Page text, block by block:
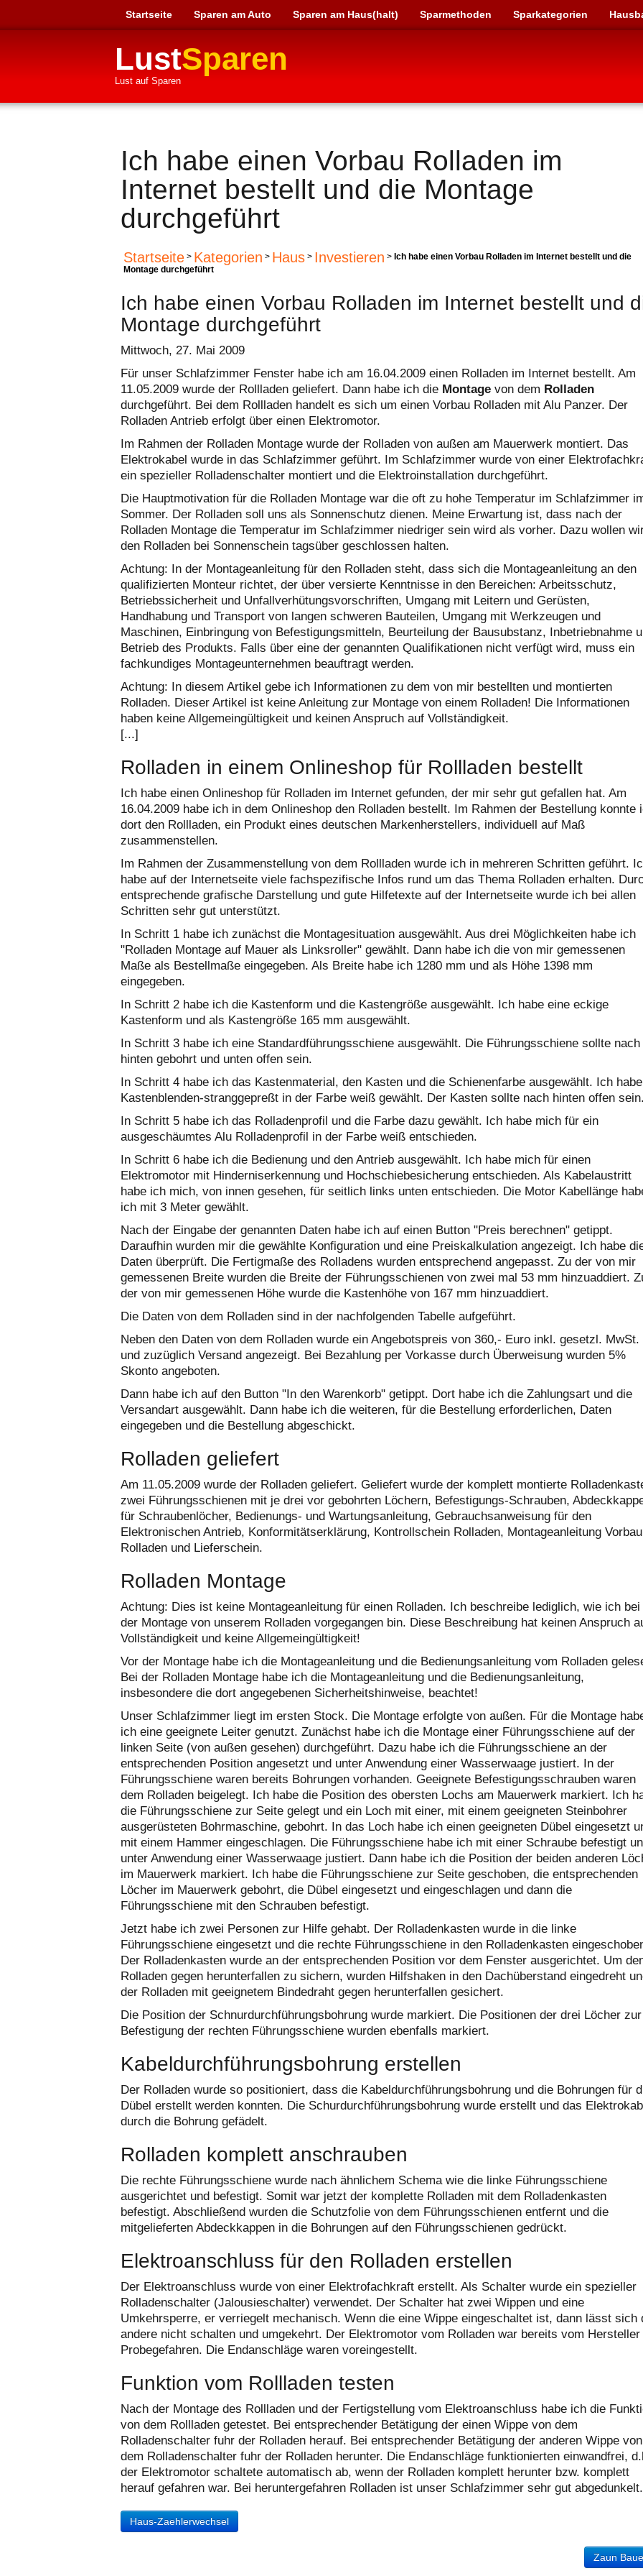
Startseite Sparen am Auto Sparen am Haus(halt) Sparmethoden Sparkategorien
LustSparen
Lust auf Sparen
Ich habe einen Vorbau Rolladen im
Internet bestellt und die Montage
durchgeführt
Startseite > Kategorien > Haus > Investieren > Ich habe einen Vorbau Rolladen im Internet bestellt und die
Montage durchgeführt
Ich habe einen Vorbau Rolladen im Internet bestellt und
Montage durchgeführt
Mittwoch, 27. Mai 2009
Für unser Schlafzimmer Fenster habe ich am 16.04.2009 einen Rolladen im Internet bestellt. Am
11.05.2009 wurde der Rollladen geliefert. Dann habe ich die Montage von dem Rolladen
durchgeführt. Bei dem Rollladen handelt es sich um einen Vorbau Rolladen mit Alu Panzer. Der
Rolladen Antrieb erfolgt über einen Elektromotor.
Im Rahmen der Rolladen Montage wurde der Rolladen von außen am Mauerwerk montiert. Das
Elektrokabel wurde in das Schlafzimmer geführt. Im Schlafzimmer wurde von einer
ein spezieller Rolladenschalter montiert und die Elektroinstallation durchgeführt.
Die Hauptmotivation für die Rolladen Montage war die oft zu hohe Temperatur im Schlafzimmer
Sommer. Der Rolladen soll uns als Sonnenschutz dienen. Meine Erwartung ist, dass nach der
Rolladen Montage die Temperatur im Schlafzimmer niedriger sein wird als vorher. Dazu wollen
den Rolladen bei Sonnenschein tagsüber geschlossen halten.
Achtung: In der Montageanleitung für den Rolladen steht, dass sich die Montageanleitung an den
qualifizierten Monteur richtet, der über versierte Kenntnisse in den Bereichen: Arbeitsschutz,
Betriebssicherheit und Unfallverhütungsvorschriften, Umgang mit Leitern und Gerüsten,
Handhabung und Transport von langen schweren Bauteilen, Umgang mit Werkzeugen und
Maschinen, Einbringung von Befestigungsmitteln, Beurteilung der Bausubstanz, Inbetriebnahme
Betrieb des Produkts. Falls über eine der genannten Qualifikationen nicht verfügt wird, muss ein
fachkundiges Montageunternehmen beauftragt werden.
Achtung: In diesem Artikel gebe ich Informationen zu dem von mir bestellten und montierten
Rolladen. Dieser Artikel ist keine Anleitung zur Montage von einem Rolladen! Die Informationen
haben keine Allgemeingültigkeit und keinen Anspruch auf Vollständigkeit.
[...]
Rolladen in einem Onlineshop für Rollladen bestellt
Ich habe einen Onlineshop für Rolladen im Internet gefunden, der mir sehr gut gefallen hat. Am
16.04.2009 habe ich in dem Onlineshop den Rolladen bestellt. Im Rahmen der Bestellung konnte
dort den Rollladen, ein Produkt eines deutschen Markenherstellers, individuell auf Maß
zusammenstellen.
Im Rahmen der Zusammenstellung von dem Rollladen wurde ich in mehreren Schritten geführt.
habe auf der Internetseite viele fachspezifische Infos rund um das Thema Rolladen erhalten.
entsprechende grafische Darstellung und gute Hilfetexte auf der Internetseite wurde ich bei allen
Schritten sehr gut unterstützt.
In Schritt 1 habe ich zunächst die Montagesituation ausgewählt. Aus drei Möglichkeiten habe ich
"Rolladen Montage auf Mauer als Linksroller" gewählt. Dann habe ich die von mir gemessenen
Maße als Bestellmaße eingegeben. Als Breite habe ich 1280 mm und als Höhe 1398 mm
eingegeben.
In Schritt 2 habe ich die Kastenform und die Kastengröße ausgewählt. Ich habe eine eckige
Kastenform und als Kastengröße 165 mm ausgewählt.
In Schritt 3 habe ich eine Standardführungsschiene ausgewählt. Die Führungsschiene sollte nach
hinten gebohrt und unten offen sein.
In Schritt 4 habe ich das Kastenmaterial, den Kasten und die Schienenfarbe ausgewählt. Ich habe
Kastenblenden-stranggepreßt in der Farbe weiß gewählt. Der Kasten sollte nach hinten offen sein.
In Schritt 5 habe ich das Rolladenprofil und die Farbe dazu gewählt. Ich habe mich für ein
ausgeschäumtes Alu Rolladenprofil in der Farbe weiß entschieden.
In Schritt 6 habe ich die Bedienung und den Antrieb ausgewählt. Ich habe mich für einen
Elektromotor mit Hinderniserkennung und Hochschiebesicherung entschieden. Als Kabelaustritt
habe ich mich, von innen gesehen, für seitlich links unten entschieden. Die Motor Kabellänge
ich mit 3 Meter gewählt.
Nach der Eingabe der genannten Daten habe ich auf einen Button "Preis berechnen" getippt.
Daraufhin wurden mir die gewählte Konfiguration und eine Preiskalkulation angezeigt. Ich habe
Daten überprüft. Die Fertigmaße des Rolladens wurden entsprechend angepasst. Zu der von mir
gemessenen Breite wurden die Breite der Führungsschienen von zwei mal 53 mm hinzuaddiert.
der von mir gemessenen Höhe wurde die Kastenhöhe von 167 mm hinzuaddiert.
Die Daten von dem Rolladen sind in der nachfolgenden Tabelle aufgeführt.
Neben den Daten von dem Rolladen wurde ein Angebotspreis von 360,- Euro inkl. gesetzl. MwSt.
und zuzüglich Versand angezeigt. Bei Bezahlung per Vorkasse durch Überweisung wurden 5%
Skonto angeboten.
Dann habe ich auf den Button "In den Warenkorb" getippt. Dort habe ich die Zahlungsart und die
Versandart ausgewählt. Dann habe ich die weiteren, für die Bestellung erforderlichen, Daten
eingegeben und die Bestellung abgeschickt.
Rolladen geliefert
Am 11.05.2009 wurde der Rolladen geliefert. Geliefert wurde der komplett montierte
zwei Führungsschienen mit je drei vor gebohrten Löchern, Befestigungs-Schrauben,
für Schraubenlöcher, Bedienungs- und Wartungsanleitung, Gebrauchsanweisung für den
Elektronischen Antrieb, Konformitätserklärung, Kontrollschein Rolladen, Montageanleitung Vorbau
Rolladen und Lieferschein.
Rolladen Montage
Achtung: Dies ist keine Montageanleitung für einen Rolladen. Ich beschreibe lediglich, wie ich bei
der Montage von unserem Rolladen vorgegangen bin. Diese Beschreibung hat keinen Anspruch
Vollständigkeit und keine Allgemeingültigkeit!
Vor der Montage habe ich die Montageanleitung und die Bedienungsanleitung vom Rolladen
Bei der Rolladen Montage habe ich die Montageanleitung und die Bedienungsanleitung,
insbesondere die dort angegebenen Sicherheitshinweise, beachtet!
Unser Schlafzimmer liegt im ersten Stock. Die Montage erfolgte von außen. Für die Montage
ich eine geeignete Leiter genutzt. Zunächst habe ich die Montage einer Führungsschiene auf der
linken Seite (von außen gesehen) durchgeführt. Dazu habe ich die Führungsschiene an der
entsprechenden Position angesetzt und unter Anwendung einer Wasserwaage justiert. In der
Führungsschiene waren bereits Bohrungen vorhanden. Geeignete Befestigungsschrauben waren
dem Rolladen beigelegt. Ich habe die Position des obersten Lochs am Mauerwerk markiert. Ich
die Führungsschiene zur Seite gelegt und ein Loch mit einer, mit einem geeigneten Steinbohrer
ausgerüsteten Bohrmaschine, gebohrt. In das Loch habe ich einen geeigneten Dübel eingesetzt
mit einem Hammer eingeschlagen. Die Führungsschiene habe ich mit einer Schraube befestigt
unter Anwendung einer Wasserwaage justiert. Dann habe ich die Position der beiden anderen
im Mauerwerk markiert. Ich habe die Führungsschiene zur Seite geschoben, die entsprechenden
Löcher im Mauerwerk gebohrt, die Dübel eingesetzt und eingeschlagen und dann die
Führungsschiene mit den Schrauben befestigt.
Jetzt habe ich zwei Personen zur Hilfe gehabt. Der Rolladenkasten wurde in die linke
Führungsschiene eingesetzt und die rechte Führungsschiene in den Rolladenkasten
Der Rolladenkasten wurde an der entsprechenden Position vor dem Fenster ausgerichtet. Um
Rolladen gegen herunterfallen zu sichern, wurden Hilfshaken in den Dachüberstand eingedreht
der Rolladen mit geeignetem Bindedraht gegen herunterfallen gesichert.
Die Position der Schnurdurchführungsbohrung wurde markiert. Die Positionen der drei Löcher zur
Befestigung der rechten Führungsschiene wurden ebenfalls markiert.
Kabeldurchführungsbohrung erstellen
Der Rolladen wurde so positioniert, dass die Kabeldurchführungsbohrung und die Bohrungen für
Dübel erstellt werden konnten. Die Schurdurchführungsbohrung wurde erstellt und das
durch die Bohrung gefädelt.
Rolladen komplett anschrauben
Die rechte Führungsschiene wurde nach ähnlichem Schema wie die linke Führungsschiene
ausgerichtet und befestigt. Somit war jetzt der komplette Rolladen mit dem Rolladenkasten
befestigt. Abschließend wurden die Schutzfolie von dem Führungsschienen entfernt und die
mitgelieferten Abdeckkappen in die Bohrungen auf den Führungsschienen gedrückt.
Elektroanschluss für den Rolladen erstellen
Der Elektroanschluss wurde von einer Elektrofachkraft erstellt. Als Schalter wurde ein spezieller
Rolladenschalter (Jalousieschalter) verwendet. Der Schalter hat zwei Wippen und eine
Umkehrsperre, er verriegelt mechanisch. Wenn die eine Wippe eingeschaltet ist, dann lässt sich
andere nicht schalten und umgekehrt. Der Elektromotor vom Rolladen war bereits vom Hersteller
Probegefahren. Die Endanschläge waren voreingestellt.
Funktion vom Rollladen testen
Nach der Montage des Rollladen und der Fertigstellung vom Elektroanschluss habe ich die
von dem Rollladen getestet. Bei entsprechender Betätigung der einen Wippe von dem
Rolladenschalter fuhr der Rolladen herauf. Bei entsprechender Betätigung der anderen Wippe von
dem Rolladenschalter fuhr der Rolladen herunter. Die Endanschläge funktionierten einwandfrei,
der Elektromotor schaltete automatisch ab, wenn der Rolladen komplett herunter bzw. komplett
herauf gefahren war. Bei heruntergefahren Rolladen ist unser Schlafzimmer sehr gut abgedunkelt.
Haus-Zaehlerwechsel
Zaun